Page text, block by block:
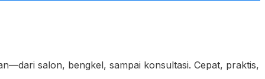
salon, bengkel, sampai konsultasi. Cepat, praktis,